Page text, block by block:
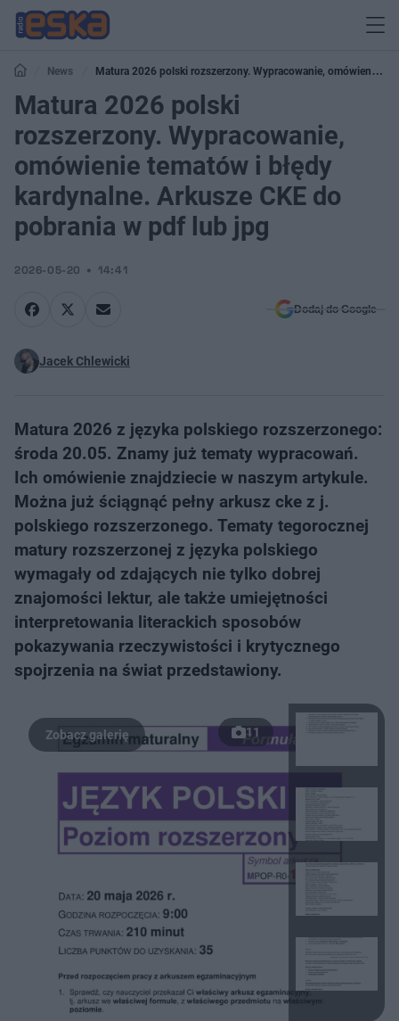
News
Matura 2026 polski rozszerzony. Wypracowanie, omówienie
tematów i błędy kardynalne. Arkusze CKE do pobrania w pdf lub jpg
Matura 2026 polski
rozszerzony. Wypracowanie,
omówienie tematów i błędy
kardynalne. Arkusze CKE do
pobrania w pdf lub jpg
2026-05-20 14:41
Dodaj do Google
Jacek Chlewicki
Matura 2026 z języka polskiego rozszerzonego:
środa 20.05. Znamy już tematy wypracowań.
Ich omówienie znajdziecie w naszym artykule.
Można już ściągnąć pełny arkusz cke z j.
polskiego rozszerzonego. Tematy tegorocznej
matury rozszerzonej z języka polskiego
wymagały od zdających nie tylko dobrej
znajomości lektur, ale także umiejętności
interpretowania literackich sposobów
pokazywania rzeczywistości i krytycznego
spojrzenia na świat przedstawiony.
11